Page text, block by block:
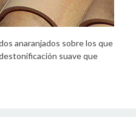
anaranjados sobre los que
suave que